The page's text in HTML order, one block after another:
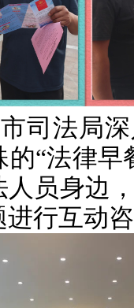
法局深
“法律
员身边
行互动